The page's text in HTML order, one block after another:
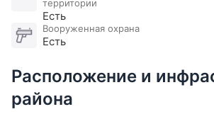
территории
Есть
Вооруженная охрана
Есть
Расположение и
района